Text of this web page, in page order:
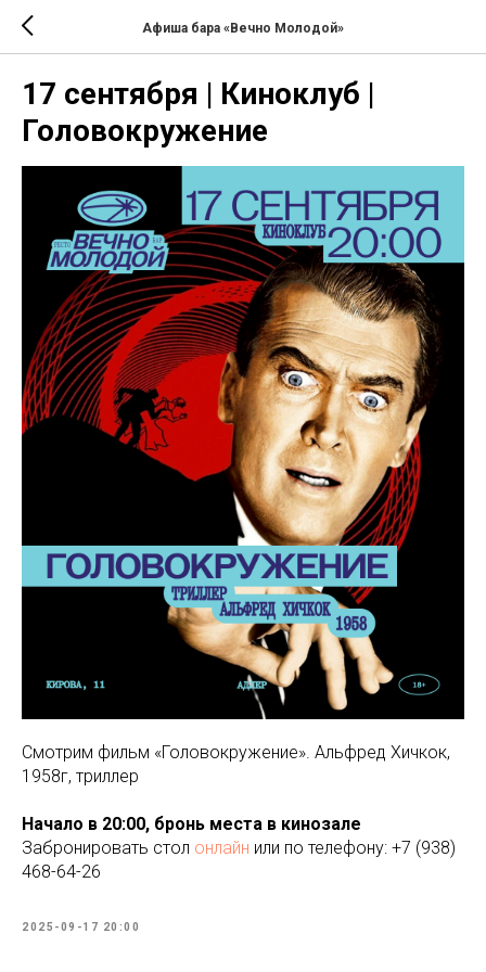
Афиша бара «Вечно Молодой»
17 сентября | Киноклуб |
Головокружение
Смотрим фильм «Головокружение». Альфред Хичкок,
1958г, триллер
Начало в 20:00, бронь места в кинозале
Забронировать стол онлайн или по телефону: +7 (938)
468-64-26
2025-09-17 20:00